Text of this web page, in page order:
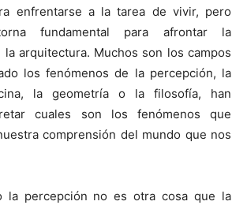
enfrentarse a la tarea de vivir, pero
fundamental para afrontar la
arquitectura. Muchos son los campos
los fenómenos de la percepción, la
la geometría o la filosofía, han
cuales son los fenómenos que
comprensión del mundo que nos
la percepción no es otra cosa que la